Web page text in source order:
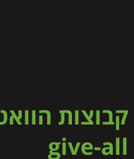
קבוצות
give-all